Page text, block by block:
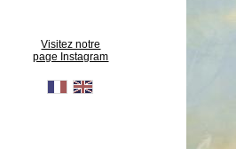
Visitez notre
page Instagram